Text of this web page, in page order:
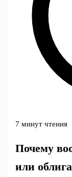
7 минут чтения
Почему
или